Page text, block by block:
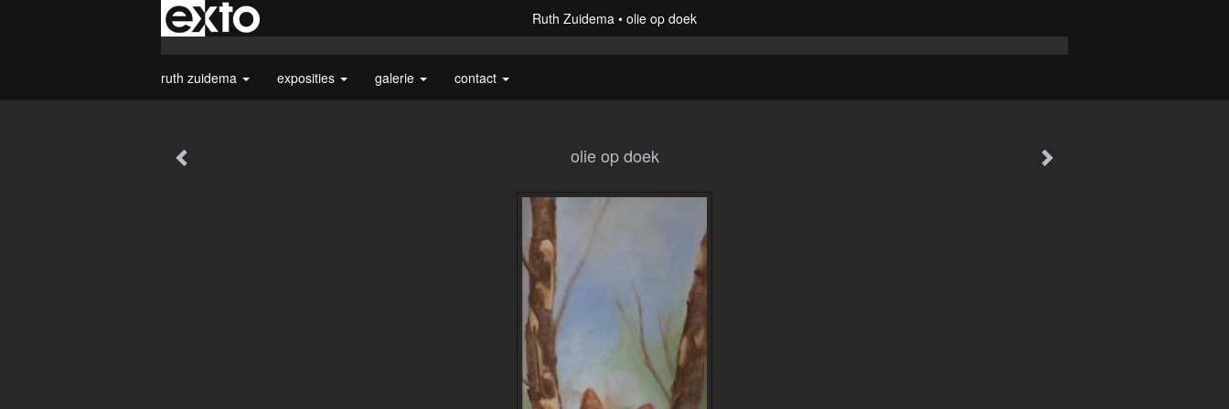
Ruth Zuidema olie op doek
ruth zuidema exposities galerie contact
olie op doek